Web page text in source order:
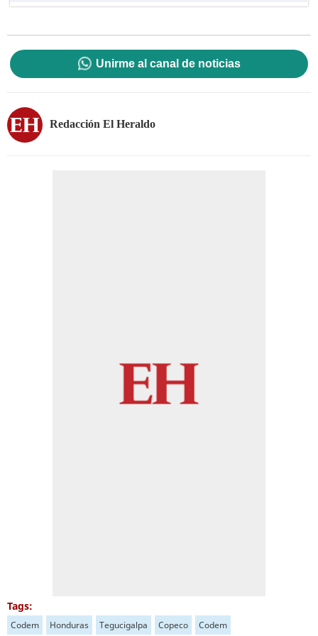
Unirme al canal de noticias
Redacción El Heraldo
Tags:
Codem Honduras Tegucigalpa Copeco Codem